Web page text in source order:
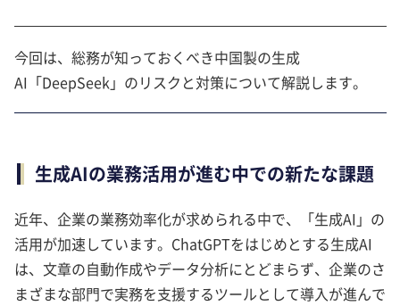
今回は、総務が知っておくべき中国製の生成
AI「DeepSeek」のリスクと対策について解説します。
生成AIの業務活用が進む中での新たな課題
近年、企業の業務効率化が求められる中で、「生成AI」の
活用が加速しています。ChatGPTをはじめとする生成AI
は、文章の自動作成やデータ分析にとどまらず、企業のさ
まざまな部門で実務を支援するツールとして導入が進んで